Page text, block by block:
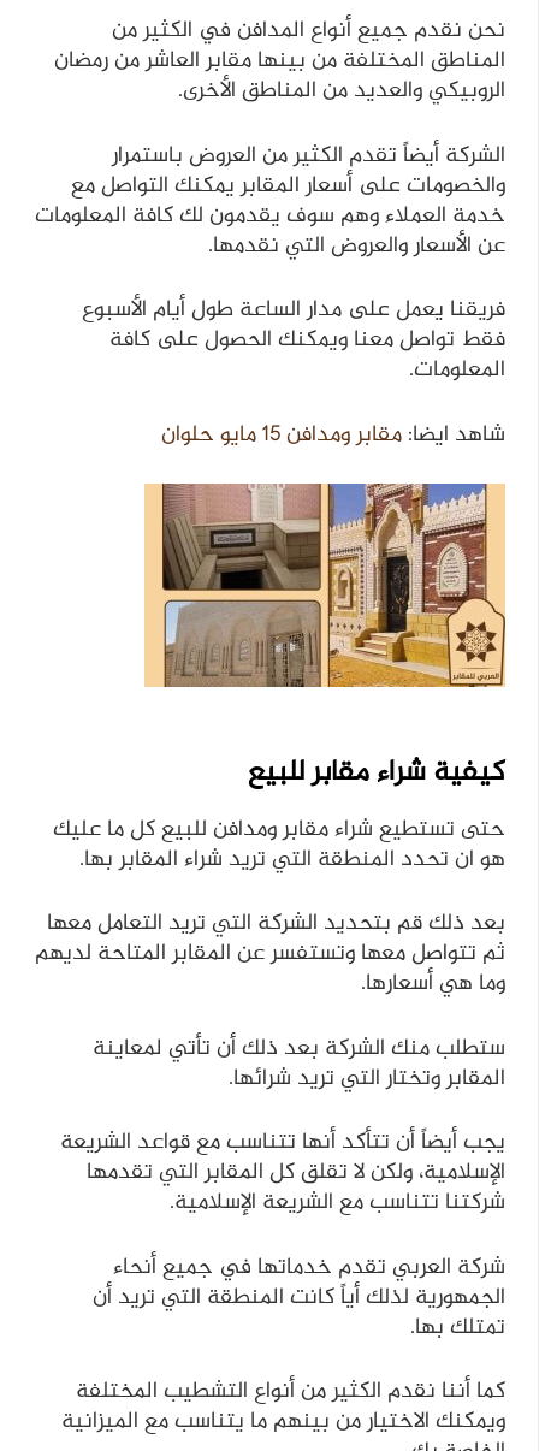
نحن نقدم جميع أنواع المدافن في الكثير من
المناطق المختلفة من بينها مقابر العاشر من رمضان
الروبيكي والعديد من المناطق الأخرى.
الشركة أيضاً تقدم الكثير من العروض باستمرار
والخصومات على أسعار المقابر يمكنك التواصل مع
خدمة العملاء وهم سوف يقدمون لك كافة المعلومات
عن الأسعار والعروض التي نقدمها.
فريقنا يعمل على مدار الساعة طول أيام الأسبوع
فقط تواصل معنا ويمكنك الحصول على كافة
المعلومات.
شاهد ايضا:مقابر ومدافن ١٥ مايو حلوان
كيفية شراء مقابر للبيع
حتى تستطيع شراء مقابر ومدافن للبيع كل ما عليك
هو ان تحدد المنطقة التي تريد شراء المقابر بها.
بعد ذلك قم بتحديد الشركة التي تريد التعامل معها
ثم تتواصل معها وتستفسر عن المقابر المتاحة لديهم
وما هي أسعارها.
ستطلب منك الشركة بعد ذلك أن تأتي لمعاينة
المقابر وتختار التي تريد شرائها.
يجب أيضاً أن تتأكد أنها تتناسب مع قواعد الشريعة
الإسلامية، ولكن لا تقلق كل المقابر التي تقدمها
شركتنا تتناسب مع الشريعة الإسلامية.
شركة العربي تقدم خدماتها في جميع أنحاء
الجمهورية لذلك أياً كانت المنطقة التي تريد أن
تمتلك بها.
كما أننا نقدم الكثير من أنواع التشطيب المختلفة
ويمكنك الاختيار من بينهم ما يتناسب مع الميزانية